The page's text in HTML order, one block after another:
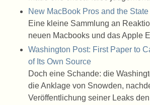
New MacBook Pros and the
Eine kleine Sammlung an
neuen Macbooks und das Apple
Washington Post: First Paper to
of Its Own Source
Doch eine Schande: die
die Anklage von Snowden,
Veröffentlichung seiner Leaks